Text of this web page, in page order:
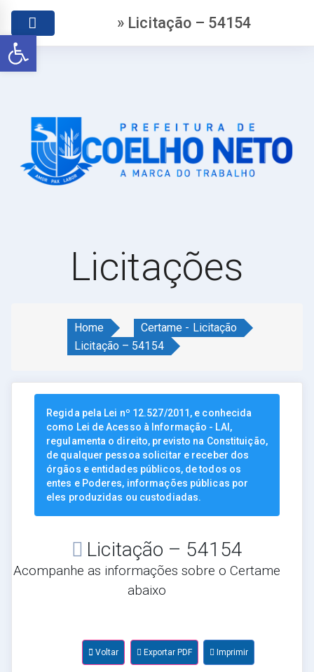
Abrir a barra de ferramentas
» Licitação – 54154
Licitações
Home
Certame - Licitação
Licitação – 54154
Regida pela Lei nº 12.527/2011, e conhecida
como Lei de Acesso à Informação - LAI,
regulamenta o direito, previsto na Constituição,
de qualquer pessoa solicitar e receber dos
órgãos e entidades públicos, de todos os
entes e Poderes, informações públicas por
eles produzidas ou custodiadas.
Licitação – 54154
Acompanhe as informações sobre o Certame
abaixo
Voltar Exportar PDF Imprimir